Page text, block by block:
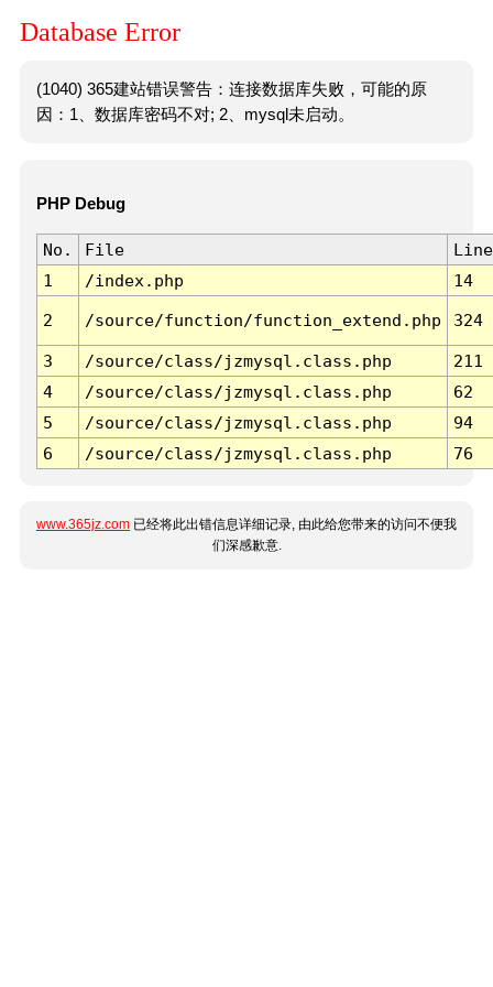
Database Error
(1040) 365建站错误警告：连接数据库失败，可能的原
因：1、数据库密码不对; 2、mysql未启动。
PHP Debug
No. File
Line
1
/index.php 14
2 /source/function/function_extend.php 324
3 /source/class/jzmysql.class.php
211
4
/source/class/jzmysql.class.php
62
5
/source/class/jzmysql.class.php
94
6
/source/class/jzmysql.class.php 76
www.365jz.com 已经将此出错信息详细记录, 由此给您带来的访问不便我
们深感歉意.